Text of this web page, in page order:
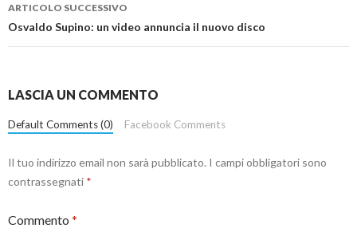
ARTICOLO SUCCESSIVO
Osvaldo Supino: un video annuncia il nuovo disco
LASCIA UN COMMENTO
Default Comments (0) Facebook Comments
Il tuo indirizzo email non sarà pubblicato. I campi obbligatori sono
contrassegnati *
Commento *